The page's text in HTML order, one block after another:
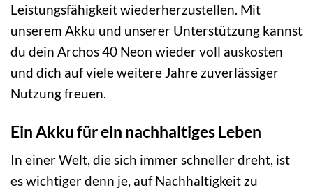
Leistungsfähigkeit wiederherzustellen. Mit
unserem Akku und unserer Unterstützung kannst
du dein Archos 40 Neon wieder voll auskosten
und dich auf viele weitere Jahre zuverlässiger
Nutzung freuen.
Ein Akku für ein nachhaltiges Leben
In einer Welt, die sich immer schneller dreht, ist
es wichtiger denn je, auf Nachhaltigkeit zu